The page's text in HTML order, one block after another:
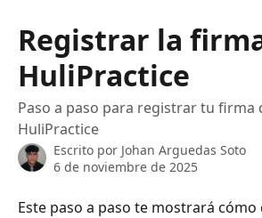
Registrar la
HuliPractice
Paso a paso para registrar tu firma
HuliPractice
Escrito por Johan Arguedas Soto
6 de noviembre de 2025
Este paso a paso te mostrará